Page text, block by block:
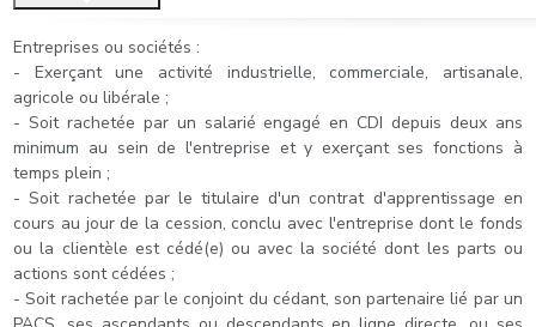
Entreprises ou sociétés :
- Exerçant une activité industrielle, commerciale, artisanale,
agricole ou libérale ;
- Soit rachetée par un salarié engagé en CDI depuis deux ans
minimum au sein de l'entreprise et y exerçant ses fonctions à
temps plein ;
- Soit rachetée par le titulaire d'un contrat d'apprentissage en
cours au jour de la cession, conclu avec l'entreprise dont le fonds
ou la clientèle est cédé(e) ou avec la société dont les parts ou
actions sont cédées ;
- Soit rachetée par le conjoint du cédant, son partenaire lié par un